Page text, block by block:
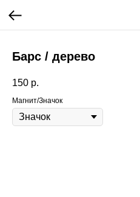
Барс / дерево
150 р.
Магнит/Значок